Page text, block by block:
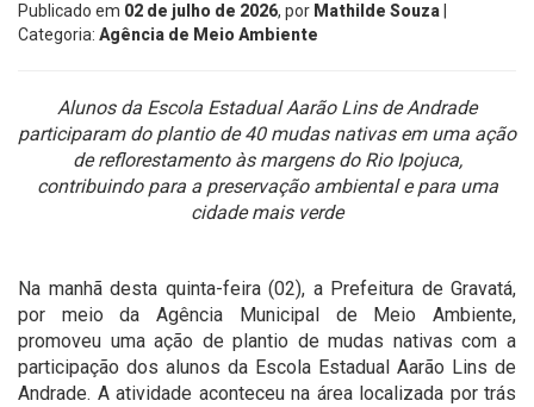
Publicado em 02 de julho de 2026, por Mathilde Souza
Categoria: Agência de Meio Ambiente
Alunos da Escola Estadual Aarão Lins de Andrade
participaram do plantio de 40 mudas nativas em uma ação
de reflorestamento às margens do Rio Ipojuca,
contribuindo para a preservação ambiental e para uma
cidade mais verde
Na manhã desta quinta-feira (02), a Prefeitura de Gravatá,
por meio da Agência Municipal de Meio Ambiente,
promoveu uma ação de plantio de mudas nativas com a
participação dos alunos da Escola Estadual Aarão Lins de
Andrade. A atividade aconteceu na área localizada por trás